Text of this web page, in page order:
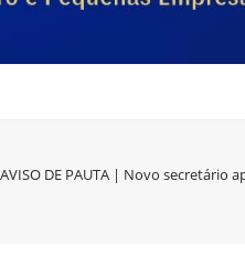
AVISO DE PAUTA | Novo secretário